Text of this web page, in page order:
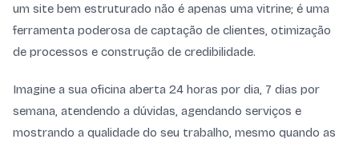
um site bem estruturado não é apenas uma vitrine; é uma
ferramenta poderosa de captação de clientes, otimização
de processos e construção de credibilidade.
Imagine a sua oficina aberta 24 horas por dia, 7 dias por
semana, atendendo a dúvidas, agendando serviços e
mostrando a qualidade do seu trabalho, mesmo quando as